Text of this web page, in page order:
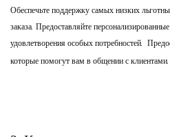
Обеспечьте поддержку самых низких
заказа. Предоставляйте
удовлетворения особых потребностей.
которые помогут вам в общении с клиентами.